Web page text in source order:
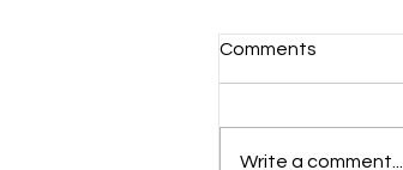
Comments
Write a comment...